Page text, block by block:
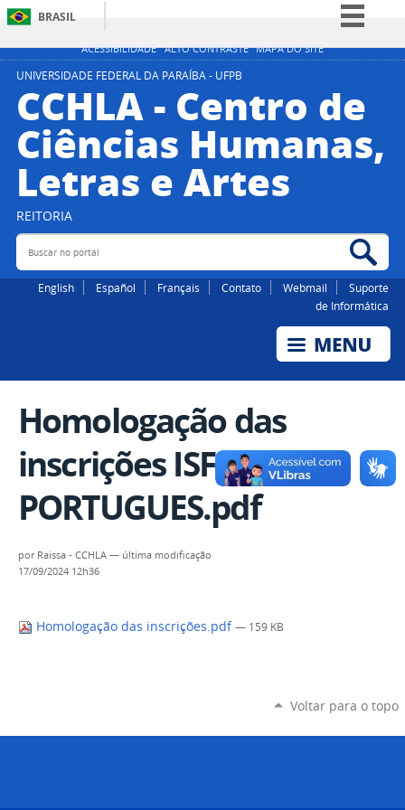
ACESSIBILIDADE ALTO CONTRASTE MAPA DO SITE
BRASIL
Simplifique!
Participe
Legislação
Canais
UNIVERSIDADE FEDERAL DA PARAÍBA - UFPB
CCHLA - Centro de
Ciências Humanas,
Letras e Artes
REITORIA
Buscar no portal
English Español Français Contato Webmail
Suporte
de Informática
Homologação das
inscrições ISF
PORTUGUES.pdf
por Raissa - CCHLA — última modificação
17/09/2024 12h36
Homologação das inscrições.pdf — 159 KB
Voltar para o topo